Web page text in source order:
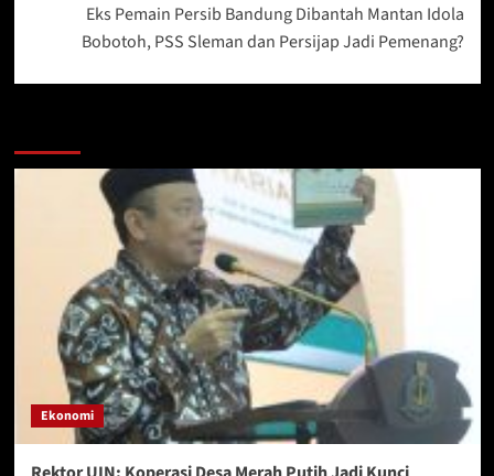
Eks Pemain Persib Bandung Dibantah Mantan Idola
Bobotoh, PSS Sleman dan Persijap Jadi Pemenang?
Ekonomi